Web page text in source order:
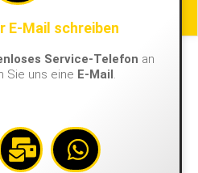
E-Mail schreiben
Service-Telefon an
Sie uns eine E-Mail.